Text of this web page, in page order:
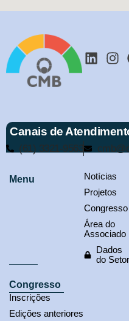
Canais de
(61) 3321-9563
Menu
Notícias
Projetos
Congresso
Área do
Associado
Dados
do Setor
Congresso
Inscrições
Edições anteriores